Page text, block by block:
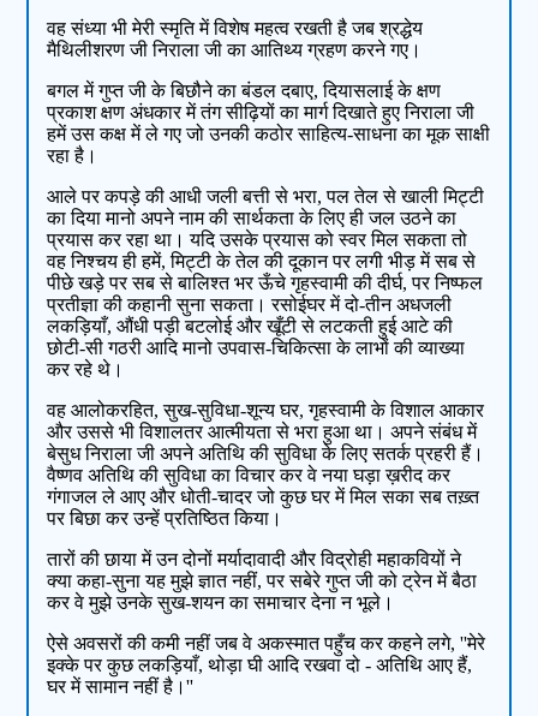
वह संध्या भी मेरी स्मृति में विशेष महत्व रखती है जब श्रद्धेय
मैथिलीशरण जी निराला जी का आतिथ्य ग्रहण करने गए।
बगल में गुप्त जी के बिछौने का बंडल दबाए, दियासलाई के क्षण
प्रकाश क्षण अंधकार में तंग सीढ़ियों का मार्ग दिखाते हुए निराला जी
हमें उस कक्ष में ले गए जो उनकी कठोर साहित्य-साधना का मूक साक्षी
रहा है।
आले पर कपड़े की आधी जली बत्ती से भरा, पल तेल से खाली मिट्टी
का दिया मानो अपने नाम की सार्थकता के लिए ही जल उठने का
प्रयास कर रहा था। यदि उसके प्रयास को स्वर मिल सकता तो
वह निश्चय ही हमें, मिट्टी के तेल की दूकान पर लगी भीड़ में सब से
पीछे खड़े पर सब से बालिश्त भर ऊँचे गृहस्वामी की दीर्घ, पर निष्फल
प्रतीज्ञा की कहानी सुना सकता। रसोईघर में दो-तीन अधजली
लकड़ियाँ, औंधी पड़ी बटलोई और खूँटी से लटकती हुई आटे की
छोटी-सी गठरी आदि मानो उपवास-चिकित्सा के लाभों की व्याख्या
कर रहे थे।
वह आलोकरहित, सुख-सुविधा-शून्य घर, गृहस्वामी के विशाल आकार
और उससे भी विशालतर आत्मीयता से भरा हुआ था। अपने संबंध में
बेसुध निराला जी अपने अतिथि की सुविधा के लिए सतर्क प्रहरी हैं।
वैष्णव अतिथि की सुविधा का विचार कर वे नया घड़ा ख़रीद कर
गंगाजल ले आए और धोती-चादर जो कुछ घर में मिल सका सब तख़्त
पर बिछा कर उन्हें प्रतिष्ठित किया।
तारों की छाया में उन दोनों मर्यादावादी और विद्रोही महाकवियों ने
क्या कहा-सुना यह मुझे ज्ञात नहीं, पर सबेरे गुप्त जी को ट्रेन में बैठा
कर वे मुझे उनके सुख-शयन का समाचार देना न भूले।
ऐसे अवसरों की कमी नहीं जब वे अकस्मात पहुँच कर कहने लगे, ''मेरे
इक्के पर कुछ लकड़ियाँ, थोड़ा घी आदि रखवा दो - अतिथि आए हैं,
घर में सामान नहीं है।''